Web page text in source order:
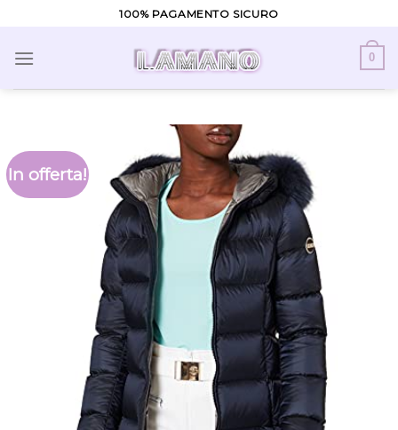
content
100% PAGAMENTO SICURO
0
In offerta!